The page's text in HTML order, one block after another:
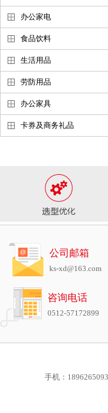
办公家电
食品饮料
生活用品
劳防用品
办公家具
卡券及商务礼品
公司邮箱
ks-xd@163.com
咨询电话
0512-57172899
手机：